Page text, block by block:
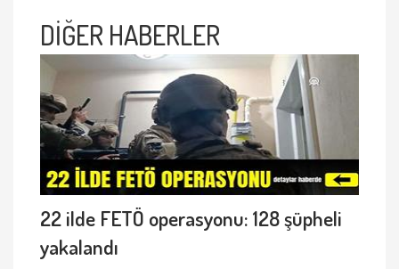
DİĞER HABERLER
22 ilde FETÖ operasyonu: 128 şüpheli
yakalandı